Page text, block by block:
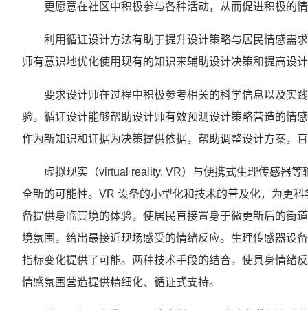
更愿意在社区中积极参与各种活动，从而促进积极的
利用循证设计方法有助于提升设计策略与居民情感需
师有意识地优化使用现有的知识来辅助设计决策和提高设
要求设计师在过程中积极参考相关的科学信息以及实
验。循证设计能够帮助设计师有效预测设计策略营造的情
作为新知识和证据为决策提供依据，帮助调整设计方案，
虚拟现实（virtual reality, VR）与便携式生理传感器
全新的可能性。VR 设备的小型化和技术的普及化，为更
备提供身临其境的体验，使居民直接置身于微更新后的街
境氛围，给出最接近现场感受的情绪反应。生理传感器设
指标变化提供了可能。两种技术手段的结合，使具身情绪
情感氛围营造提供精细化、循证式支持。